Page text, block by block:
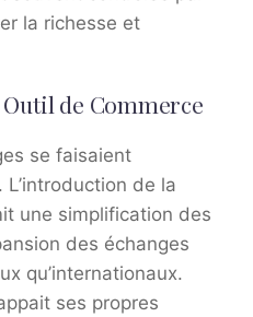
la richesse et
de Commerce
se faisaient
de la
une simplification des
des échanges
qu’internationaux.
ses propres